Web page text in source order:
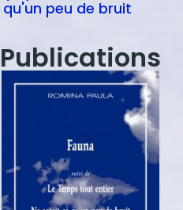
qu'un peu de bruit
Publications